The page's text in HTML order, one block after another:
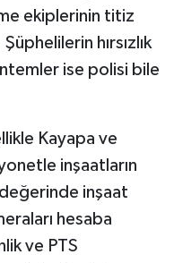
ekiplerinin titiz
hırsızlık
ise polisi bile
Kayapa ve
inşaatların
inşaat
hesaba
ve PTS